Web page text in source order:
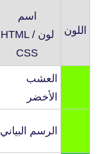
اللون
اسم
لونHTML /
CSS
العشب
الأخضر
الرسم البياني